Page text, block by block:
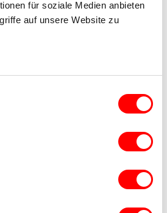
für soziale Medien anbieten
auf unsere Website zu
KÖNNTEN